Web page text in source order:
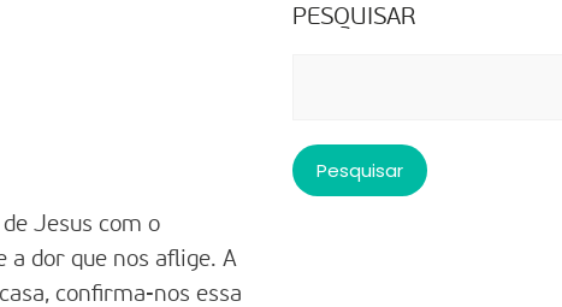
Jesus com o
dor que nos aflige. A
confirma-nos essa
PESQUISAR